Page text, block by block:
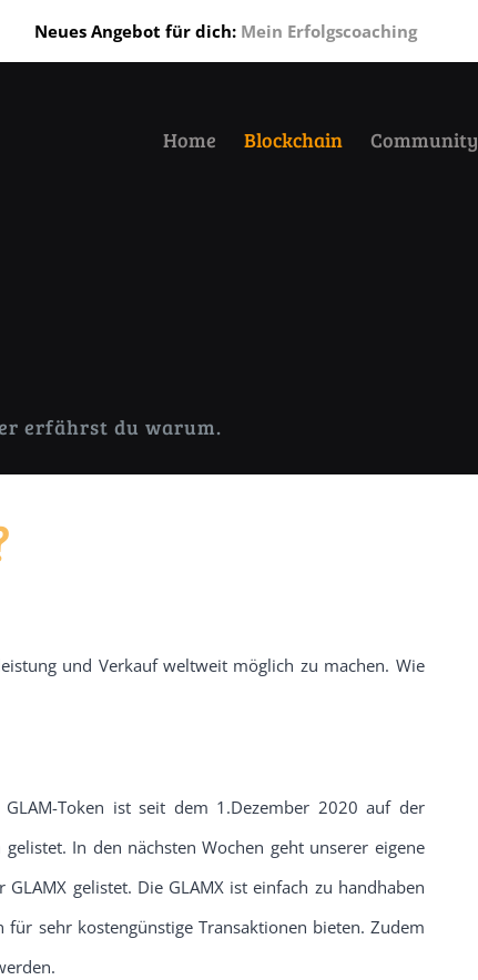
Neues Angebot für dich: Mein Erfolgscoaching
Home Blockchain Community
erfährst du warum.
und Verkauf weltweit möglich zu machen. Wie
GLAM-Token ist seit dem 1.Dezember 2020 auf der
In den nächsten Wochen geht unserer eigene
gelistet. Die GLAMX ist einfach zu handhaben
sehr kostengünstige Transaktionen bieten. Zudem